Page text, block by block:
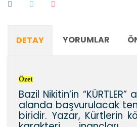
DETAY YORUMLAR
Özet
Bazil Nikitin’in
alanda başvurulacak
biridir. Yazar, Kürtlerin